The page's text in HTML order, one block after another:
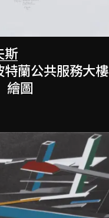
斯
特蘭公共服務大樓
繪圖